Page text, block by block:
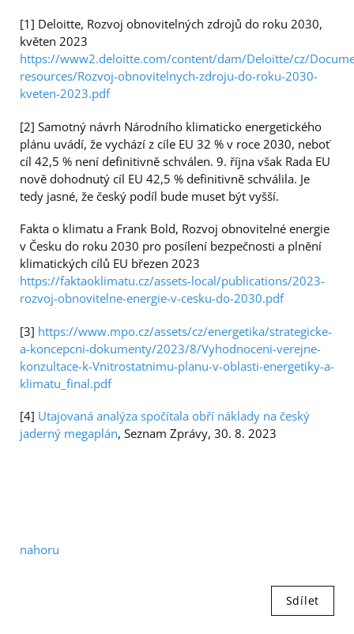
[1] Deloitte, Rozvoj obnovitelných zdrojů do roku 2030,
květen 2023
https://www2.deloitte.com/content/dam/Deloitte/cz/
resources/Rozvoj-obnovitelnych-zdroju-do-roku-2030-
kveten-2023.pdf
[2] Samotný návrh Národního klimaticko energetického
plánu uvádí, že vychází z cíle EU 32 % v roce 2030, neboť
cíl 42,5 % není definitivně schválen. 9. října však Rada EU
nově dohodnutý cíl EU 42,5 % definitivně schválila. Je
tedy jasné, že český podíl bude muset být vyšší.
Fakta o klimatu a Frank Bold, Rozvoj obnovitelné energie
v Česku do roku 2030 pro posílení bezpečnosti a plnění
klimatických cílů EU březen 2023
https://faktaoklimatu.cz/assets-local/publications/2023-
rozvoj-obnovitelne-energie-v-cesku-do-2030.pdf
[3] https://www.mpo.cz/assets/cz/energetika/strategicke-
a-koncepcni-dokumenty/2023/8/Vyhodnoceni-verejne-
konzultace-k-Vnitrostatnimu-planu-v-oblasti-energetiky-a-
klimatu_final.pdf
[4] Utajovaná analýza spočítala obří náklady na český
jaderný megaplán, Seznam Zprávy, 30. 8. 2023
nahoru
Sdílet